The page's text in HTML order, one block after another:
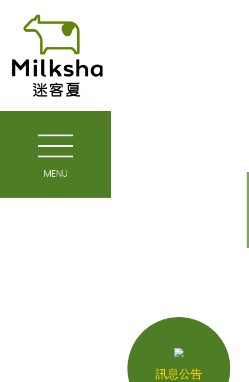
MENU
訊息公告